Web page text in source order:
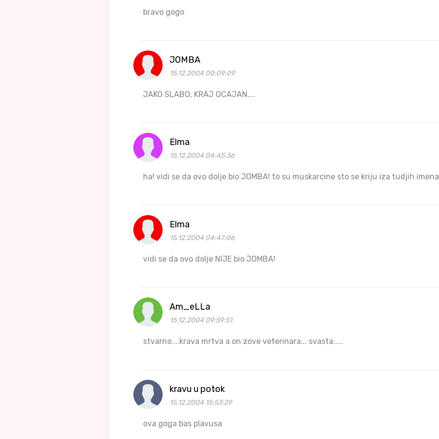
bravo gogo
JOMBA
15.12.2004 00:09:09
JAKO SLABO, KRAJ OCAJAN....
Elma
15.12.2004 04:45:36
ha! vidi se da ovo dolje bio JOMBA! to su muskarcine sto se kriju iza tudjih
Elma
15.12.2004 04:47:06
vidi se da ovo dolje NIJE bio JOMBA!
Am_eLLa
15.12.2004 09:59:51
stvarno....krava mrtva a on zove veterinara... svasta.....
kravu u potok
15.12.2004 15:53:29
ova goga bas plavusa